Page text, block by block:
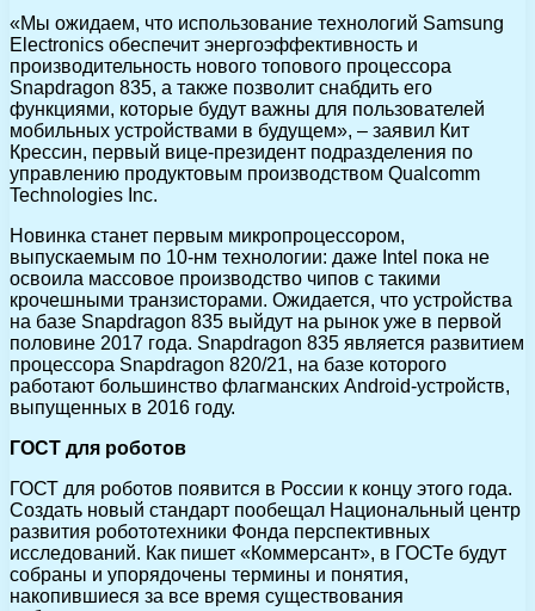
«Мы ожидаем, что использование технологий Samsung
Electronics обеспечит энергоэффективность и
производительность нового топового процессора
Snapdragon 835, а также позволит снабдить его
функциями, которые будут важны для пользователей
мобильных устройствами в будущем», – заявил Кит
Крессин, первый вице-президент подразделения по
управлению продуктовым производством Qualcomm
Technologies Inc.
Новинка станет первым микропроцессором,
выпускаемым по 10-нм технологии: даже Intel пока не
освоила массовое производство чипов с такими
крочешными транзисторами. Ожидается, что устройства
на базе Snapdragon 835 выйдут на рынок уже в первой
половине 2017 года. Snapdragon 835 является развитием
процессора Snapdragon 820/21, на базе которого
работают большинство флагманских Android-устройств,
выпущенных в 2016 году.
ГОСТ для роботов
ГОСТ для роботов появится в России к концу этого года.
Создать новый стандарт пообещал Национальный центр
развития робототехники Фонда перспективных
исследований. Как пишет «Коммерсант», в ГОСТе будут
собраны и упорядочены термины и понятия,
накопившиеся за все время существования